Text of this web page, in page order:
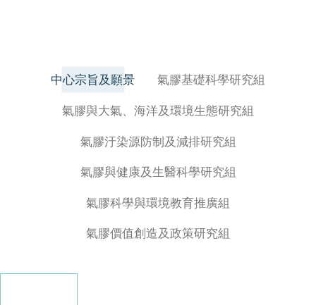
中心宗旨及願景 氣膠基礎科學研究組
氣膠與大氣、海洋及環境生態研究組
氣膠汙染源防制及減排研究組
氣膠與健康及生醫科學研究組
氣膠科學與環境教育推廣組
氣膠價值創造及政策研究組